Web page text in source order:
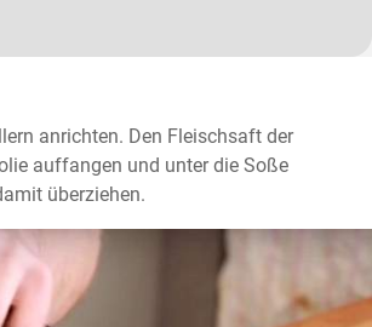
anrichten. Den Fleischsaft der
auffangen und unter die Soße
überziehen.